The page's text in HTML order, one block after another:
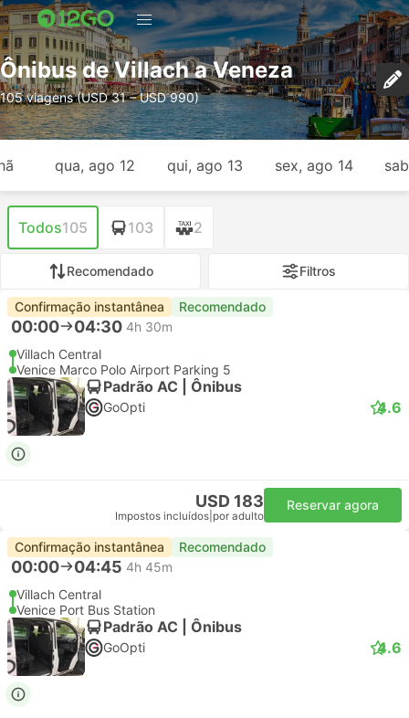
Ônibus de Villach a Veneza
105 viagens (USD 31 – USD 990)
qua, ago 12 qui, ago 13 sex, ago 14
Todos105 103 2
Recomendado Filtros
Confirmação instantânea Recomendado
00:00 04:30 4h 30m
Villach Central
Venice Marco Polo Airport Parking 5
Padrão AC | Ônibus
GoOpti 4.6
USD 183
Impostos incluídos por adulto
Reservar agora
Confirmação instantânea Recomendado
00:00 04:45 4h 45m
Villach Central
Venice Port Bus Station
Padrão AC | Ônibus
GoOpti 4.6